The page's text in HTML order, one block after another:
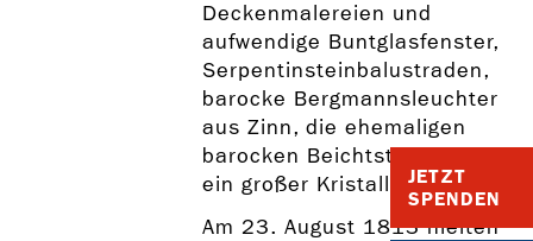
JETZT
SPENDEN
Deckenmalereien und
aufwendige Buntglasfenster,
Serpentinsteinbalustraden,
barocke Bergmannsleuchter
aus Zinn, die ehemaligen
barocken Beichtstühle sowie
ein großer Kristalllüster.
Am 23. August 1813 hielten